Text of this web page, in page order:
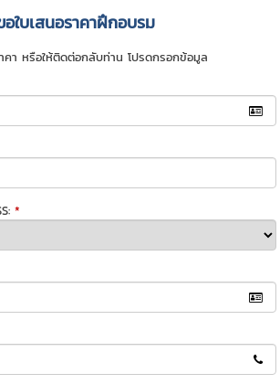
อใบเสนอราคาฝึกอบรม
คา หรือให้ติดต่อกลับท่าน โปรดกรอกข้อมูล
*